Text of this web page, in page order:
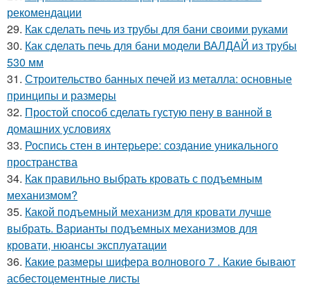
рекомендации
29. Как сделать печь из трубы для бани своими руками
30. Как сделать печь для бани модели ВАЛДАЙ из трубы
530 мм
31. Строительство банных печей из металла: основные
принципы и размеры
32. Простой способ сделать густую пену в ванной в
домашних условиях
33. Роспись стен в интерьере: создание уникального
пространства
34. Как правильно выбрать кровать с подъемным
механизмом?
35. Какой подъемный механизм для кровати лучше
выбрать. Варианты подъемных механизмов для
кровати, нюансы эксплуатации
36. Какие размеры шифера волнового 7 . Какие бывают
асбестоцементные листы